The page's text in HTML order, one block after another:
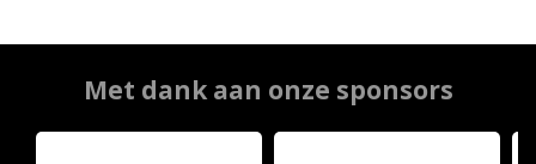
Met dank aan onze sponsors